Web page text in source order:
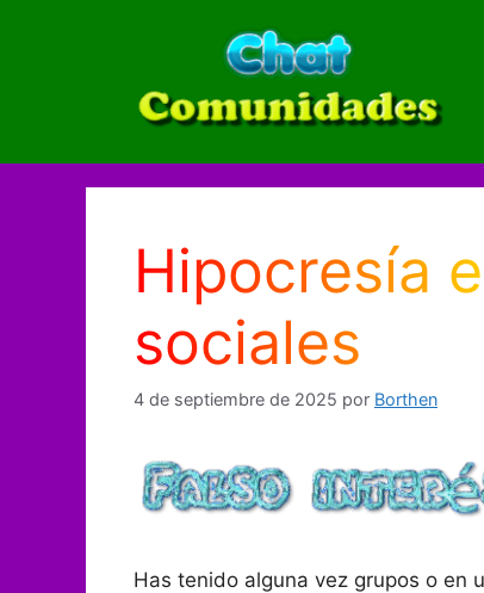
Hipocresía
sociales
4 de septiembre de 2025 por Borthen
Has tenido alguna vez grupos o en